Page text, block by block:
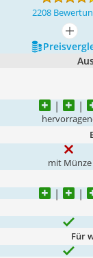
2208
mehr
mit Münze
Für